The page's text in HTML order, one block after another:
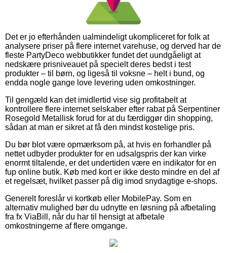
Det er jo efterhånden ualmindeligt ukompliceret for folk at
analysere priser på flere internet varehuse, og derved har de
fleste PartyDeco webbutikker fundet det uundgåeligt at
nedskære prisniveauet på specielt deres bedst i test
produkter – til børn, og ligeså til voksne – helt i bund, og
endda nogle gange love levering uden omkostninger.
Til gengæld kan det imidlertid vise sig profitabelt at
kontrollere flere internet selskaber efter rabat på Serpentiner
Rosegold Metallisk forud for at du færdiggør din shopping,
sådan at man er sikret at få den mindst kostelige pris.
Du bør blot være opmærksom på, at hvis en forhandler på
nettet udbyder produkter for en udsalgspris der kan virke
enormt tiltalende, er det undertiden være en indikator for en
fup online butik. Køb med kort er ikke desto mindre en del af
et regelsæt, hvilket passer på dig imod snydagtige e-shops.
Generelt foreslår vi kortkøb eller MobilePay. Som en
alternativ mulighed bør du udnytte en løsning på afbetaling
fra fx ViaBill, når du har til hensigt at afbetale
omkostningerne af flere omgange.